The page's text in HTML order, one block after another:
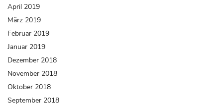
April 2019
März 2019
Februar 2019
Januar 2019
Dezember 2018
November 2018
Oktober 2018
September 2018